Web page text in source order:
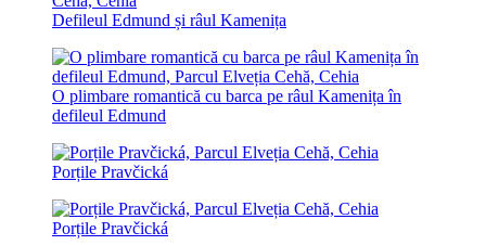
Defileul Edmund și râul Kamenița
O plimbare romantică cu barca pe râul Kamenița în
defileul Edmund
Porțile Pravčická
Porțile Pravčická